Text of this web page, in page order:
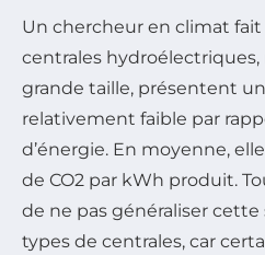
Un chercheur en climat fait
centrales
grande taille, présentent un
relativement faible par
d’énergie. En moyenne,
de CO2 par kWh produit.
de ne pas généraliser
types de centrales, car